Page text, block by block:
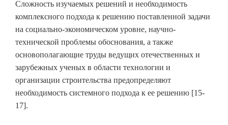
Сложность изучаемых решений и необходимость
комплексного подхода к решению поставленной задачи
на социально-экономическом уровне, научно-
технической проблемы обоснования, а также
основополагающие труды ведущих отечественных и
зарубежных ученых в области технологии и
организации строительства предопределяют
необходимость системного подхода к ее решению [15-
17].